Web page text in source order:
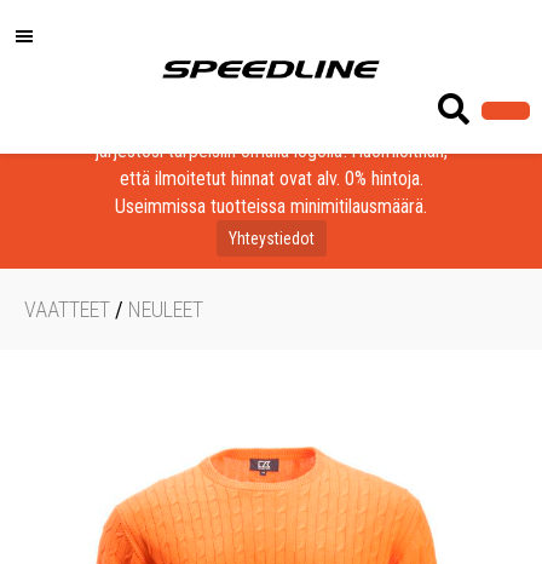
Löydä laadukkaat tuotteet yrityksesi, seurasi tai
järjestösi tarpeisiin omalla logolla! Huomioithan,
että ilmoitetut hinnat ovat alv. 0% hintoja.
Useimmissa tuotteissa minimitilausmäärä.
Yhteystiedot
VAATTEET / NEULEET